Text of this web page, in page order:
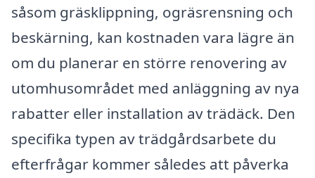
såsom gräsklippning, ogräsrensning och
beskärning, kan kostnaden vara lägre än
om du planerar en större renovering av
utomhusområdet med anläggning av nya
rabatter eller installation av trädäck. Den
specifika typen av trädgårdsarbete du
efterfrågar kommer således att påverka